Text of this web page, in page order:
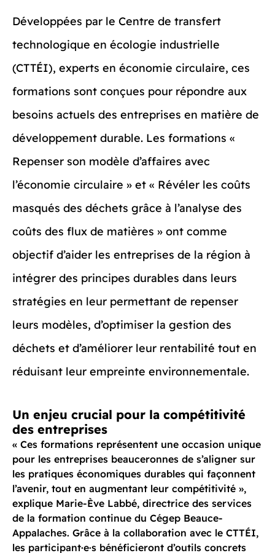
Développées par le Centre de transfert
technologique en écologie industrielle
(CTTÉI), experts en économie circulaire, ces
formations sont conçues pour répondre aux
besoins actuels des entreprises en matière de
développement durable. Les formations «
Repenser son modèle d’affaires avec
l’économie circulaire » et « Révéler les coûts
masqués des déchets grâce à l’analyse des
coûts des flux de matières » ont comme
objectif d’aider les entreprises de la région à
intégrer des principes durables dans leurs
stratégies en leur permettant de repenser
leurs modèles, d’optimiser la gestion des
déchets et d’améliorer leur rentabilité tout en
réduisant leur empreinte environnementale.
Un enjeu crucial pour la compétitivité
des entreprises
« Ces formations représentent une occasion unique
pour les entreprises beauceronnes de s’aligner sur
les pratiques économiques durables qui façonnent
l’avenir, tout en augmentant leur compétitivité »,
explique Marie-Ève Labbé, directrice des services
de la formation continue du Cégep Beauce-
Appalaches. Grâce à la collaboration avec le CTTÉI,
les participant·e·s bénéficieront d’outils concrets